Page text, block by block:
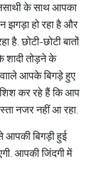
के साथ आपका
झगड़ा हो रहा है और
है. छोटी-छोटी बातों
शादी तोड़ने के
आपके बिगड़े हुए
कर रहे हैं कि आप
नजर नहीं आ रहा.
आपकी बिगड़ी हुई
आपकी जिंदगी में